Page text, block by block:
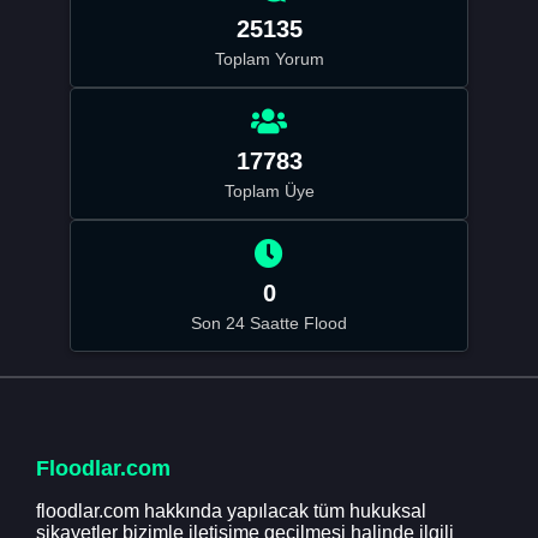
25135
Toplam Yorum
17783
Toplam Üye
0
Son 24 Saatte Flood
Floodlar.com
floodlar.com hakkında yapılacak tüm hukuksal
şikayetler bizimle iletişime geçilmesi halinde ilgili